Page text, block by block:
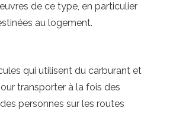
de ce type, en particulier
au logement.
qui utilisent du carburant et
transporter à la fois des
personnes sur les routes